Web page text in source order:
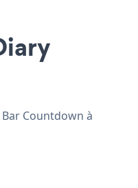
Countdown à